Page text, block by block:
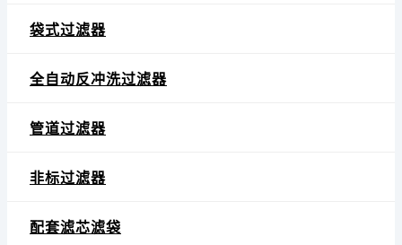
袋式过滤器
全自动反冲洗过滤器
管道过滤器
非标过滤器
配套滤芯滤袋